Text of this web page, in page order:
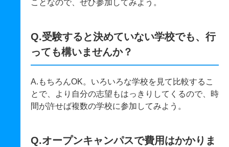
ことなので、ぜひ参加してみよう。
Q.受験すると決めていない学校でも、行
っても構いませんか？
A.もちろんOK。いろいろな学校を見て比較するこ
とで、より自分の志望もはっきりしてくるので、時
間が許せば複数の学校に参加してみよう。
Q.オープンキャンパスで費用はかかりま